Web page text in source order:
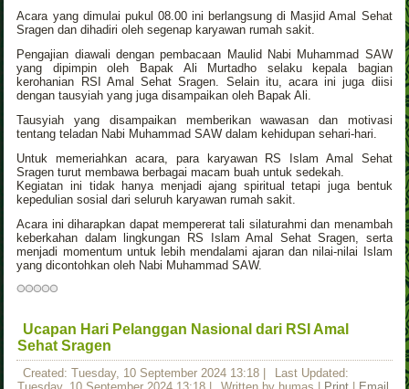
Acara yang dimulai pukul 08.00 ini berlangsung di Masjid Amal Sehat
Sragen dan dihadiri oleh segenap karyawan rumah sakit.
Pengajian diawali dengan pembacaan Maulid Nabi Muhammad SAW
yang dipimpin oleh Bapak Ali Murtadho selaku kepala bagian
kerohanian RSI Amal Sehat Sragen. Selain itu, acara ini juga diisi
dengan tausyiah yang juga disampaikan oleh Bapak Ali.
Tausyiah yang disampaikan memberikan wawasan dan motivasi
tentang teladan Nabi Muhammad SAW dalam kehidupan sehari-hari.
Untuk memeriahkan acara, para karyawan RS Islam Amal Sehat
Sragen turut membawa berbagai macam buah untuk sedekah.
Kegiatan ini tidak hanya menjadi ajang spiritual tetapi juga bentuk
kepedulian sosial dari seluruh karyawan rumah sakit.
Acara ini diharapkan dapat mempererat tali silaturahmi dan menambah
keberkahan dalam lingkungan RS Islam Amal Sehat Sragen, serta
menjadi momentum untuk lebih mendalami ajaran dan nilai-nilai Islam
yang dicontohkan oleh Nabi Muhammad SAW.
Ucapan Hari Pelanggan Nasional dari RSI Amal
Sehat Sragen
Created: Tuesday, 10 September 2024 13:18
Last Updated: